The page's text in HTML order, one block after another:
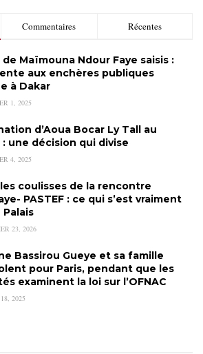
Commentaires Récentes
de Maïmouna Ndour Faye saisis :
aux enchères publiques
à Dakar
1, 2025
d’Aoua Bocar Ly Tall au
: une décision qui divise
4, 2025
coulisses de la rencontre
PASTEF : ce qui s’est vraiment
23, 2026
Bassirou Gueye et sa famille
pour Paris, pendant que les
examinent la loi sur l’OFNAC
2025